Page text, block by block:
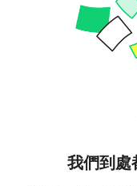
我們到處